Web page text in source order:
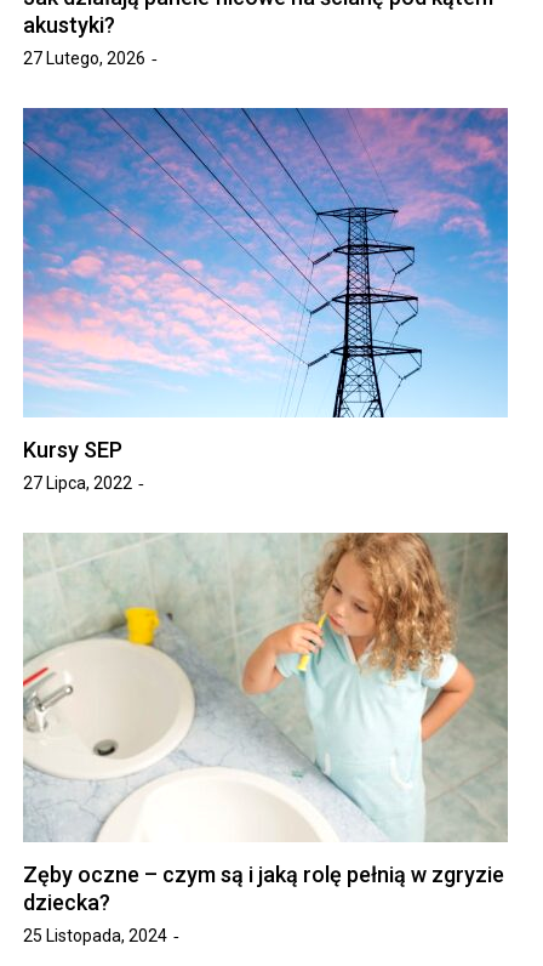
akustyki?
27 Lutego, 2026
Kursy SEP
27 Lipca, 2022
Zęby oczne – czym są i jaką rolę pełnią w zgryzie
dziecka?
25 Listopada, 2024